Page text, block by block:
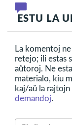
Rio-de-Ĵanejro
sabate, la 17h.
Asertis d-ro
de laMonda
Plej
ESTU LA
La komentoj
retejo; ili estas
aŭtoroj. Ne
materialo, kiu
kaj/aŭ la
demandoj.